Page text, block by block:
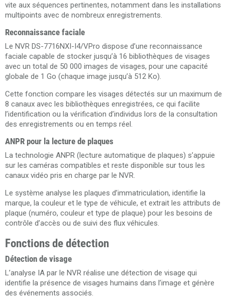
vite aux séquences pertinentes, notamment dans les installations
multipoints avec de nombreux enregistrements.
Reconnaissance faciale
Le NVR DS-7716NXI-I4/VPro dispose d’une reconnaissance
faciale capable de stocker jusqu’à 16 bibliothèques de visages
avec un total de 50 000 images de visages, pour une capacité
globale de 1 Go (chaque image jusqu’à 512 Ko).
Cette fonction compare les visages détectés sur un maximum de
8 canaux avec les bibliothèques enregistrées, ce qui facilite
l’identification ou la vérification d’individus lors de la consultation
des enregistrements ou en temps réel.
ANPR pour la lecture de plaques
La technologie ANPR (lecture automatique de plaques) s’appuie
sur les caméras compatibles et reste disponible sur tous les
canaux vidéo pris en charge par le NVR.
Le système analyse les plaques d’immatriculation, identifie la
marque, la couleur et le type de véhicule, et extrait les attributs de
plaque (numéro, couleur et type de plaque) pour les besoins de
contrôle d’accès ou de suivi des flux véhicules.
Fonctions de détection
Détection de visage
L’analyse IA par le NVR réalise une détection de visage qui
identifie la présence de visages humains dans l’image et génère
des événements associés.